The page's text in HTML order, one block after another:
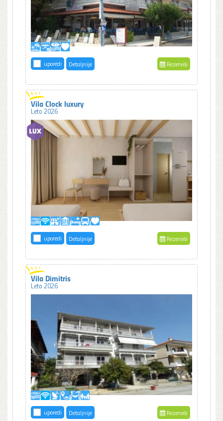
uporedi Detaljnije Rezerviši
Vila Clock luxury
Leto 2026
uporedi Detaljnije Rezerviši
Vila Dimitris
Leto 2026
uporedi Detaljnije Rezerviši